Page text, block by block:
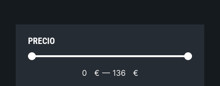
PRECIO
0 € — 136 €